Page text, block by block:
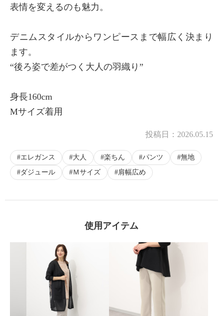
表情を変えるのも魅力。
デニムスタイルからワンピースまで幅広く決まり
ます。
“後ろ姿で差がつく大人の羽織り”
身長160cm
Mサイズ着用
投稿日： 2026.05.15
エレガンス 大人 楽ちん パンツ
無地
ダジュール
Ｍサイズ 肩幅広め
使用アイテム